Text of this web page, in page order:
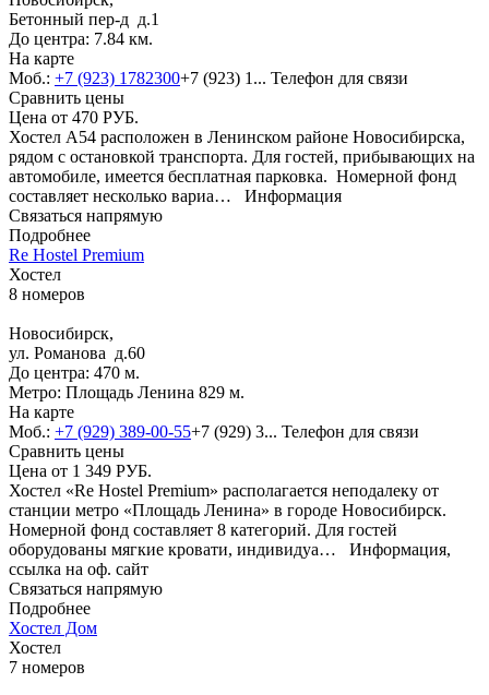
Бетонный пер-д д.1
До центра: 7.84 км.
На карте
Моб.: +7 (923) 1782300+7 (923) 1... Телефон для связи
Сравнить цены
Цена от 470 РУБ.
Хостел А54 расположен в Ленинском районе Новосибирска,
рядом с остановкой транспорта. Для гостей, прибывающих на
автомобиле, имеется бесплатная парковка. Номерной фонд
составляет несколько вариа… Информация
Связаться напрямую
Подробнее
Re Hostel Premium
Хостел
8 номеров
Новосибирск,
ул. Романова д.60
До центра: 470 м.
Метро: Площадь Ленина 829 м.
На карте
Моб.: +7 (929) 389-00-55+7 (929) 3... Телефон для связи
Сравнить цены
Цена от 1 349 РУБ.
Хостел «Re Hostel Premium» располагается неподалеку от
станции метро «Площадь Ленина» в городе Новосибирск.
Номерной фонд составляет 8 категорий. Для гостей
оборудованы мягкие кровати, индивидуа… Информация,
ссылка на оф. сайт
Связаться напрямую
Подробнее
Хостел Дом
Хостел
7 номеров